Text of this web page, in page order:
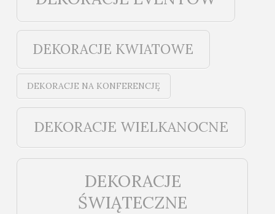
DEKORACJE KWIATOWE
DEKORACJE NA KONFERENCJĘ
DEKORACJE WIELKANOCNE
DEKORACJE
ŚWIĄTECZNE